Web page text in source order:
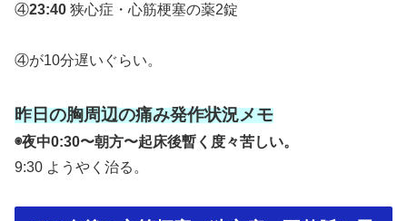
④23:40 狭心症・心筋梗塞の薬2錠
④が10分遅いぐらい。
昨日の胸周辺の痛み発作状況メモ
◉夜中0:30〜朝方〜起床後暫く度々苦しい。
9:30 ようやく治る。